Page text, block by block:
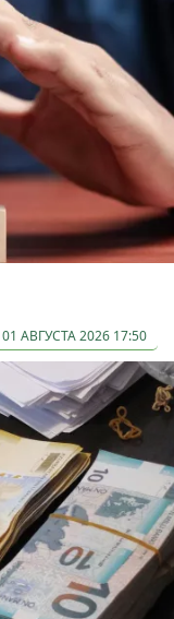
01 АВГУСТА 2026 17:50